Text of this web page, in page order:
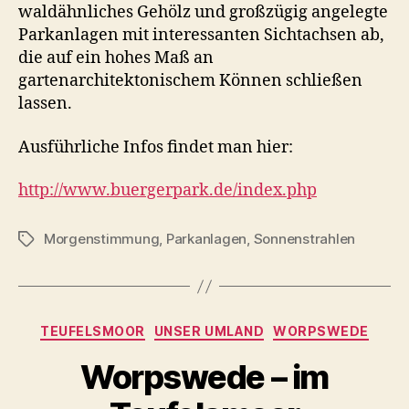
waldähnliches Gehölz und großzügig angelegte
Parkanlagen mit interessanten Sichtachsen ab,
die auf ein hohes Maß an
gartenarchitektonischem Können schließen
lassen.
Ausführliche Infos findet man hier:
http://www.buergerpark.de/index.php
Schlagwörter
Morgenstimmung, Parkanlagen, Sonnenstrahlen
Kategorien
TEUFELSMOOR UNSER UMLAND WORPSWEDE
Worpswede – im